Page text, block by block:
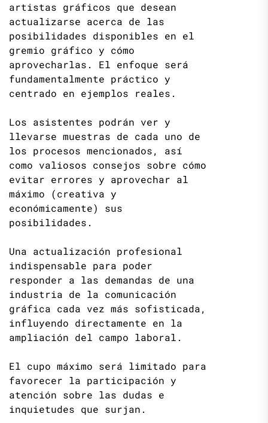
artistas gráficos que desean
actualizarse acerca de las
posibilidades disponibles en el
gremio gráfico y cómo
aprovecharlas. El enfoque será
fundamentalmente práctico y
centrado en ejemplos reales.
Los asistentes podrán ver y
llevarse muestras de cada uno de
los procesos mencionados, así
como valiosos consejos sobre cómo
evitar errores y aprovechar al
máximo (creativa y
económicamente) sus
posibilidades.
Una actualización profesional
indispensable para poder
responder a las demandas de una
industria de la comunicación
gráfica cada vez más sofisticada,
influyendo directamente en la
ampliación del campo laboral.
El cupo máximo será limitado para
favorecer la participación y
atención sobre las dudas e
inquietudes que surjan.